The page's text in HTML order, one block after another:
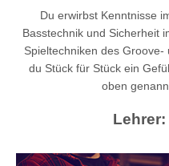
Du erwirbst Kenntnisse
Basstechnik und Sicherheit
Spieltechniken des
du Stück für Stück ein
oben
Lehrer: